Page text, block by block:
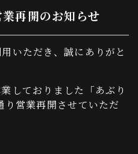
業再開のお知らせ
いただき、誠にありがと
しておりました「あぶり
営業再開させていただ